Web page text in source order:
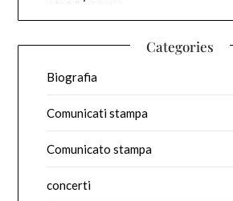
Categories
Biografia
Comunicati stampa
Comunicato stampa
concerti